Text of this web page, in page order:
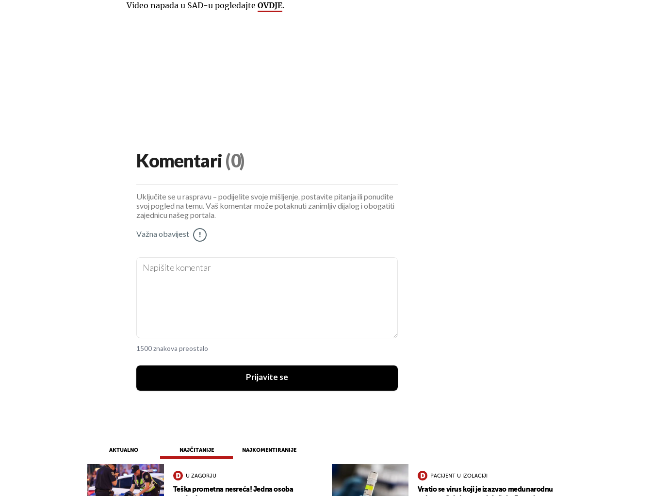
Video napada u SAD-u pogledajte OVDJE.
Komentari (0)
Uključite se u raspravu – podijelite svoje mišljenje, postavite pitanja ili ponudite
svoj pogled na temu. Vaš komentar može potaknuti zanimljiv dijalog i obogatiti
zajednicu našeg portala.
Važna obavijest !
1500 znakova preostalo
Prijavite se
AKTUALNO NAJČITANIJE NAJKOMENTIRANIJE
U ZAGORJU
Teška prometna nesreća! Jedna osoba
PACIJENT U IZOLACIJI
Vratio se virus koji je izazvao međunarodnu